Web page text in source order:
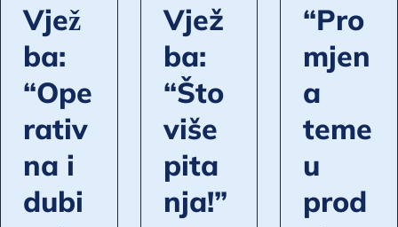
Vjež
ba:
“Ope
rativ
na i
dubi
Vjež
ba:
“Što
više
pita
nja!”
“Pro
mjen
a
teme
u
prod